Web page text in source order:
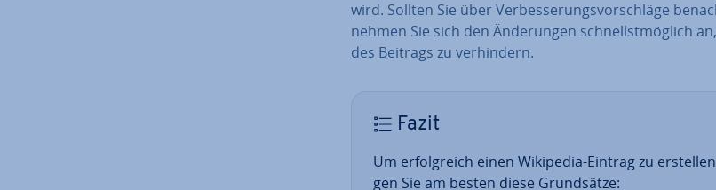
wird. Sollten Sie über Ver­bes­se­rungs­vor­schlä­ge
nehmen Sie sich den Än­de­run­gen schnellst­mög­lich
des Beitrags zu ver­hin­dern.
Fazit
Um er­folg­reich einen Wikipedia-Eintrag zu
gen Sie am besten diese Grund­sät­ze: